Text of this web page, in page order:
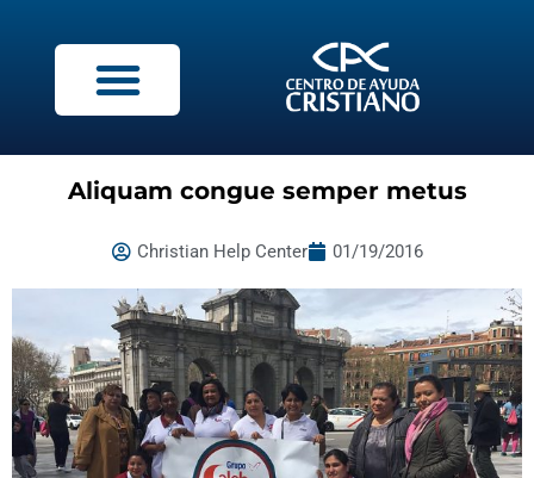
Aliquam congue semper metus
Christian Help Center 01/19/2016